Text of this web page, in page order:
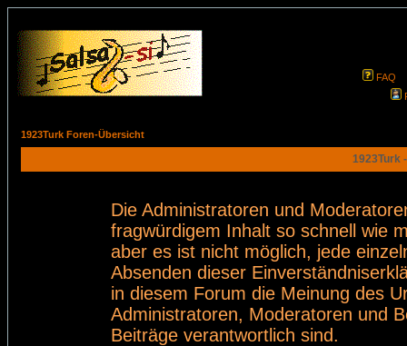
FAQ
1923Turk Foren-Übersicht
1923Turk
Die Administratoren und
fragwürdigem Inhalt so schnell wie
aber es ist nicht möglich, jede
Absenden dieser
in diesem Forum die Meinung des
Administratoren, Moderatoren und
Beiträge verantwortlich sind.